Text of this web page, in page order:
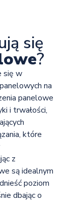
się
?
się w
na
panelowe
i trwałości,
które
z
są idealnym
poziom
dbając o